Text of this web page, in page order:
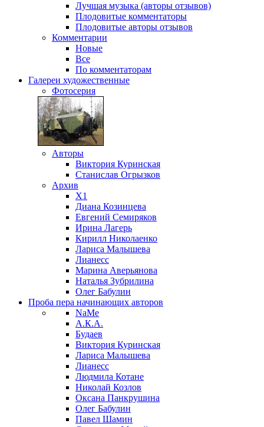
Лучшая музыка (авторы отзывов)
Плодовитые комментаторы
Плодовитые авторы отзывов
Комментарии
Новые
Все
По комментаторам
Галереи художественные
Фотосерия
Авторы
Виктория Куринская
Станислав Огрызков
Архив
X1
Диана Козинцева
Евгений Семиряков
Ирина Лагерь
Кирилл Николаенко
Лариса Малышева
Лианесс
Марина Аверьянова
Наталья Зубрилина
Олег Бабулин
Проба пера начинающих авторов
NaMe
А.К.А.
Будаев
Виктория Куринская
Лариса Малышева
Лианесс
Людмила Котане
Николай Козлов
Оксана Панкрушина
Олег Бабулин
Павел Шамин